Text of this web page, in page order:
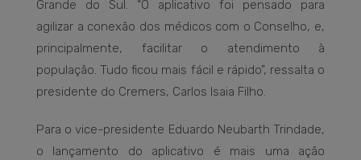
Grande do Sul. “O aplicativo foi pensado para
agilizar a conexão dos médicos com o Conselho, e,
principalmente, facilitar o atendimento à
população. Tudo ficou mais fácil e rápido”, ressalta o
presidente do Cremers, Carlos Isaia Filho.
Para o vice-presidente Eduardo Neubarth Trindade,
o lançamento do aplicativo é mais uma ação